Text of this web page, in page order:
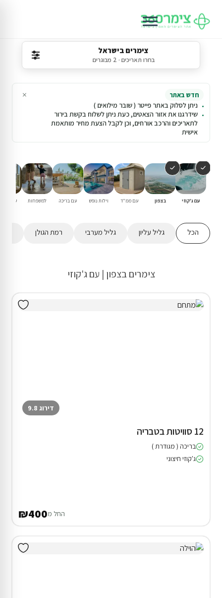
צימרים בישראל
בחרו תאריכים · 2 מבוגרים
חדש באתר
ניתן לסלוק באתר פייטר ( שובר מילואים )
שידרגנו את אזור הצאטים, כעת ניתן לשלוח בקשת בירור
לתאריכים והרכב אורחים, וכן לקבל הצעת מחיר מותאמת
אישית
×
עם ג'קוזי בצפון עם ממ"ד וילות נופש עם בריכה למשפחות שומרי
הכל גליל עליון גליל מערבי רמת הגולן
צימרים בצפון | עם ג'קוזי
דירוג 9.8
12 סוויטות בטבריה
בריכה ( מגודרת )
ג'קוזי חיצוני
החל מ₪400